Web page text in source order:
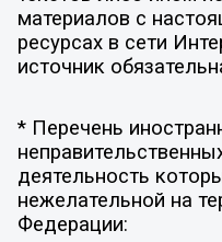
материалов с
ресурсах в сети
источник
* Перечень
деятельность
нежелательной на
Федерации: